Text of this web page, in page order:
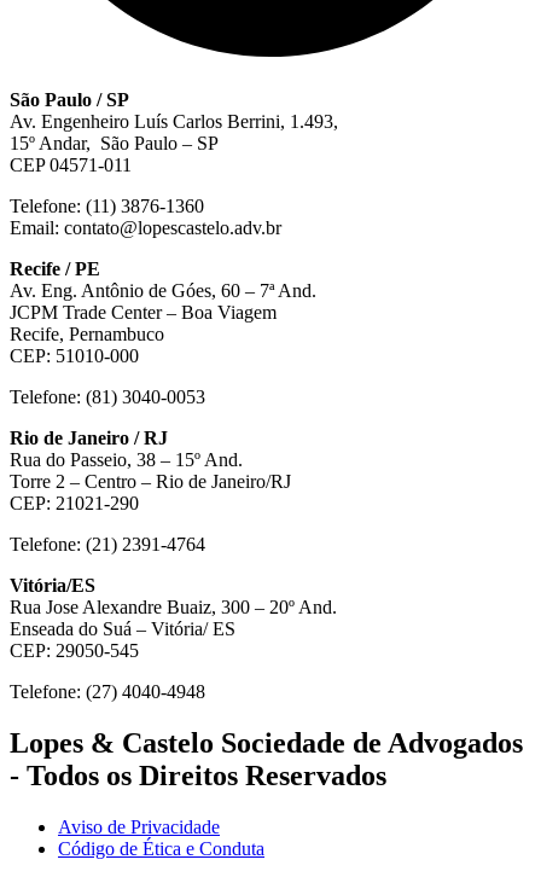
São Paulo / SP
Av. Engenheiro Luís Carlos Berrini, 1.493,
15º Andar, São Paulo – SP
CEP 04571-011
Telefone: (11) 3876-1360
Email: contato@lopescastelo.adv.br
Recife / PE
Av. Eng. Antônio de Góes, 60 – 7ª And.
JCPM Trade Center – Boa Viagem
Recife, Pernambuco
CEP: 51010-000
Telefone: (81) 3040-0053
Rio de Janeiro / RJ
Rua do Passeio, 38 – 15º And.
Torre 2 – Centro – Rio de Janeiro/RJ
CEP: 21021-290
Telefone: (21) 2391-4764
Vitória/ES
Rua Jose Alexandre Buaiz, 300 – 20º And.
Enseada do Suá – Vitória/ ES
CEP: 29050-545
Telefone: (27) 4040-4948
Lopes & Castelo Sociedade de Advogados
- Todos os Direitos Reservados
Aviso de Privacidade
Código de Ética e Conduta